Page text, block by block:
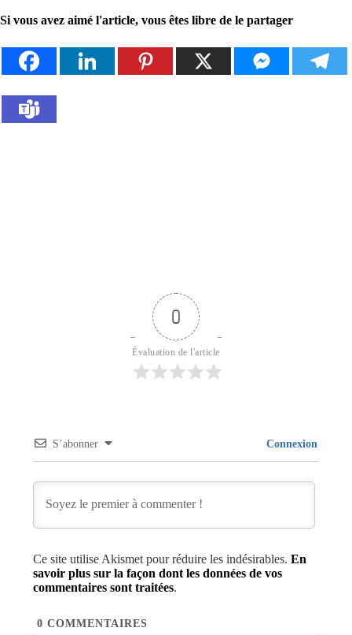
Si vous avez aimé l'article, vous êtes libre de le partager
0
Évaluation de l'article
S’abonner Connexion
Ce site utilise Akismet pour réduire les indésirables. En
savoir plus sur la façon dont les données de vos
commentaires sont traitées.
0 COMMENTAIRES